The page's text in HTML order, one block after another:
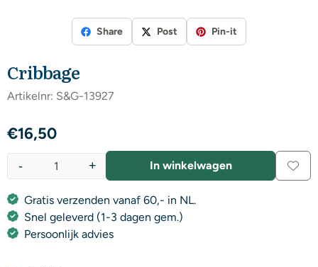
Share Post Pin-it
Cribbage
Artikelnr: S&G-13927
€16,50
+
- In winkelwagen
Gratis verzenden vanaf 60,- in NL.
Snel geleverd (1-3 dagen gem.)
Persoonlijk advies